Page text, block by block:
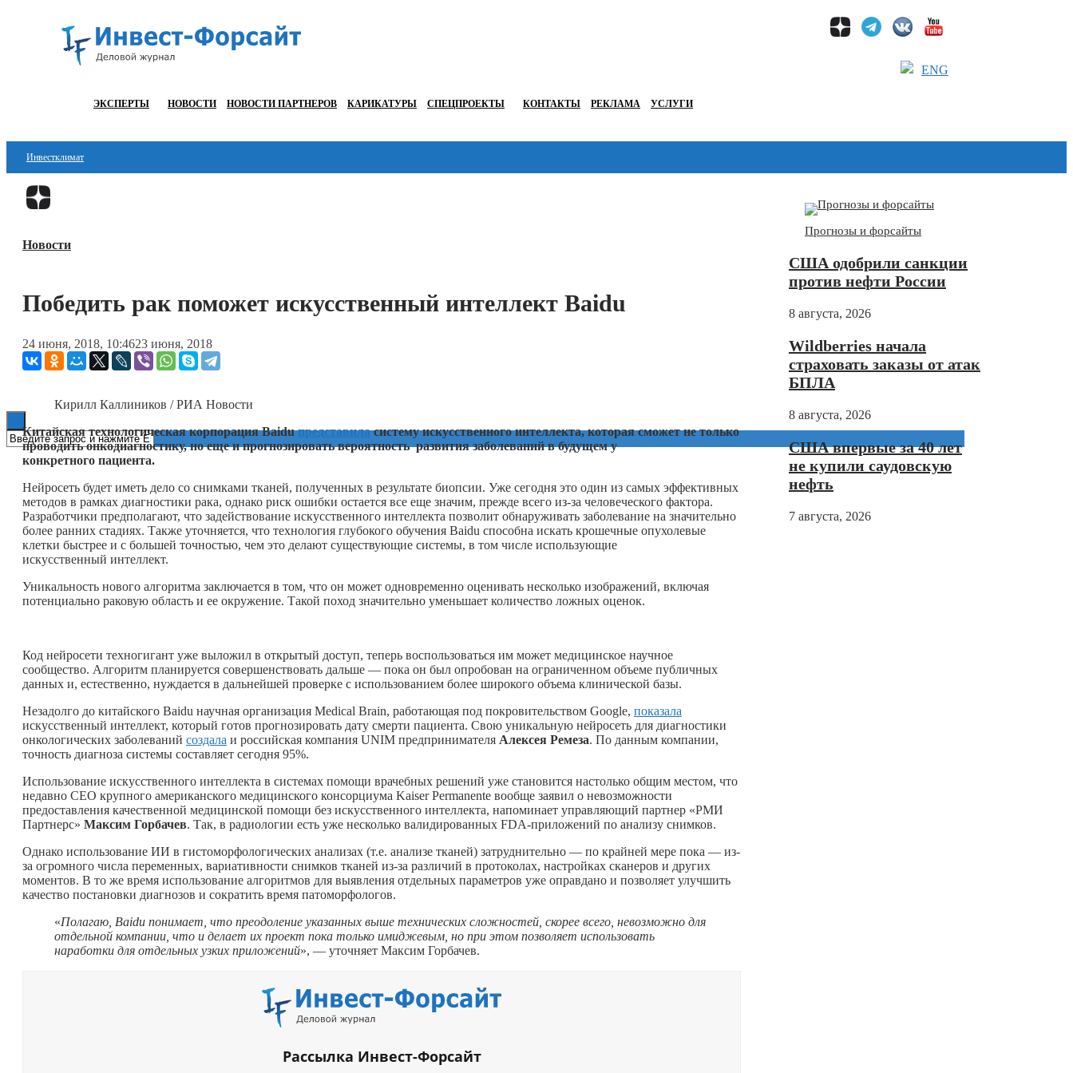
ENG
ЭКСПЕРТЫ НОВОСТИ НОВОСТИ ПАРТНЕРОВ КАРИКАТУРЫ СПЕЦПРОЕКТЫ КОНТАКТЫ РЕКЛАМА УСЛУГИ
Инвестклимат
Финансы
Блокчейн
ESG
Новости
Победить рак поможет искусственный интеллект Baidu
24 июня, 2018, 10:4623 июня, 2018
Кирилл Каллиников / РИА Новости
Китайская технологическая корпорация Baiduпредставиласистему искусственного интеллекта, которая сможет не только
проводить онкодиагностику, но еще и прогнозировать вероятность развития заболеваний в будущем у
конкретного пациента.
Нейросеть будет иметь дело со снимками тканей, полученных в результате биопсии. Уже сегодня это один из самых эффективных
методов в рамках диагностики рака, однако риск ошибки остается все еще значим, прежде всего из-за человеческого фактора.
Разработчики предполагают, что задействование искусственного интеллекта позволит обнаруживать заболевание на значительно
более ранних стадиях. Также уточняется, что технология глубокого обучения Baidu способна искать крошечные опухолевые
клетки быстрее и с большей точностью, чем это делают существующие системы, в том числе использующие
искусственный интеллект.
Уникальность нового алгоритма заключается в том, что он может одновременно оценивать несколько изображений, включая
потенциально раковую область и ее окружение. Такой поход значительно уменьшает количество ложных оценок.
Код нейросети техногигант уже выложил в открытый доступ, теперь воспользоваться им может медицинское научное
сообщество. Алгоритм планируется совершенствовать дальше — пока он был опробован на ограниченном объеме публичных
данных и, естественно, нуждается в дальнейшей проверке с использованием более широкого объема клинической базы.
Незадолго до китайского Baidu научная организация Medical Brain, работающая под покровительством Google, показала
искусственный интеллект, который готов прогнозировать дату смерти пациента. Свою уникальную нейросеть для диагностики
онкологических заболеваний создала и российская компания UNIM предпринимателя Алексея Ремеза. По данным компании,
точность диагноза системы составляет сегодня 95%.
Использование искусственного интеллекта в системах помощи врачебных решений уже становится настолько общим местом, что
недавно СЕО крупного американского медицинского консорциума Kaiser Permanente вообще заявил о невозможности
предоставления качественной медицинской помощи без искусственного интеллекта, напоминает управляющий партнер «РМИ
Партнерс» Максим Горбачев. Так, в радиологии есть уже несколько валидированных FDA-приложений по анализу снимков.
Однако использование ИИ в гистоморфологических анализах (т.е. анализе тканей) затруднительно — по крайней мере пока — из-
за огромного числа переменных, вариативности снимков тканей из-за различий в протоколах, настройках сканеров и других
моментов. В то же время использование алгоритмов для выявления отдельных параметров уже оправдано и позволяет улучшить
качество постановки диагнозов и сократить время патоморфологов.
«Полагаю, Baidu понимает, что преодоление указанных выше технических сложностей, скорее всего, невозможно для
отдельной компании, что и делает их проект пока только имиджевым, но при этом позволяет использовать
наработки для отдельных узких приложений», — уточняет Максим Горбачев.
Рассылка Инвест-Форсайт
Прогнозы и форсайты
США одобрили санкции
против нефти России
8 августа, 2026
Wildberries начала
страховать заказы от атак
БПЛА
8 августа, 2026
США впервые за 40 лет
не купили саудовскую
нефть
7 августа, 2026